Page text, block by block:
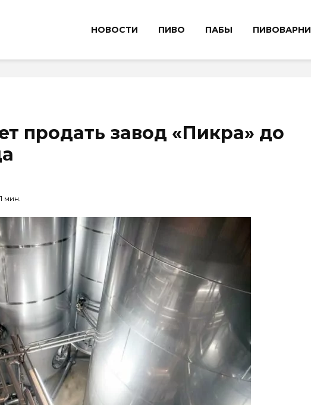
НОВОСТИ ПИВО ПАБЫ ПИВОВАРНИ
продать завод «Пикра» до
1 мин.